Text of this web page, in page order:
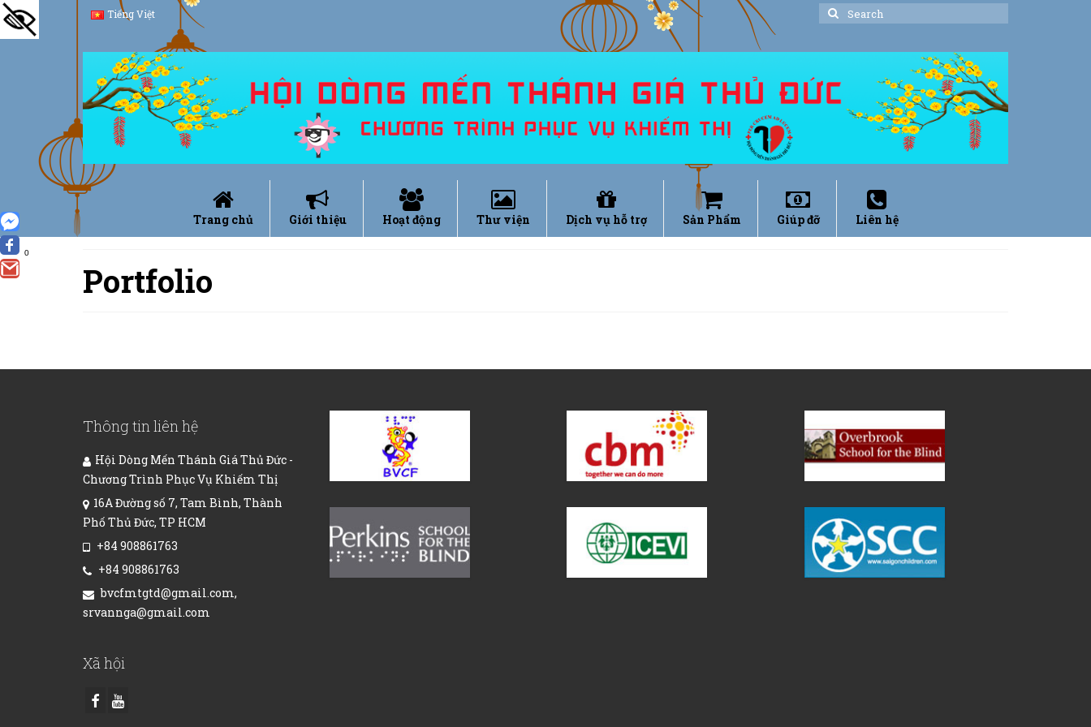
0
Tiếng Việt
Search
Trang chủ Giới thiệu Hoạt động Thư viện Dịch vụ hỗ trợ Sản Phẩm Giúp đỡ Liên hệ
Portfolio
Thông tin liên hệ
Hội Dòng Mến Thánh Giá Thủ Đức -
Chương Trình Phục Vụ Khiếm Thị
16A Đường số 7, Tam Bình, Thành
Phố Thủ Đức, TP HCM
+84 908861763
+84 908861763
bvcfmtgtd@gmail.com,
srvannga@gmail.com
Xã hội